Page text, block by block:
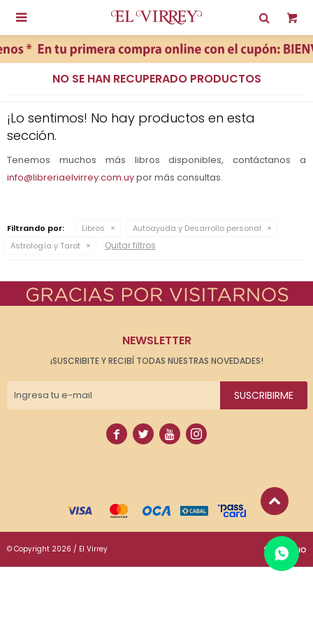

NO SE HAN RECUPERADO PRODUCTOS
¡Lo sentimos! No hay productos en esta
sección.
Tenemos muchos más libros disponibles, contáctanos a
info@libreriaelvirrey.com.uypor más consultas.
Filtrando por: Libros
Autoayuda y Desarrollo personal
Astrología y Tarot
Quitar filtros
NEWSLETTER
¡SUSCRIBITE Y RECIBÍ TODAS NUESTRAS NOVEDADES!
SUSCRIBIRME
   
© Copyright 2026 / El Virrey